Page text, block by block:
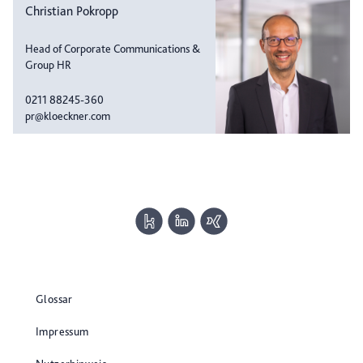
Christian Pokropp
Head of Corporate Communications &
Group HR
0211 88245-360
pr@kloeckner.com
Glossar
Impressum